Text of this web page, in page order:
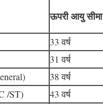
ऊपरी आयु सीमा
33 वर्ष
31 वर्ष
38 वर्ष
/ST)
43 वर्ष